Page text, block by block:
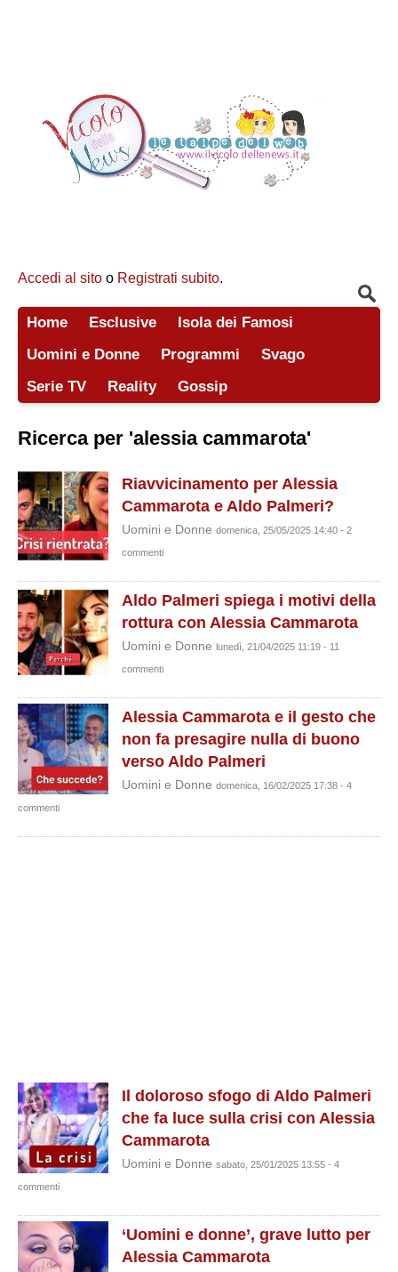
Accedi al sito o Registrati subito.
Home Esclusive
Isola dei Famosi
Uomini e Donne
Programmi
Svago
Serie TV
Reality Gossip
Ricerca per 'alessia cammarota'
Riavvicinamento per Alessia
Cammarota e Aldo Palmeri?
Uomini e Donne domenica, 25/05/2025 14:40 - 2
commenti
Aldo Palmeri spiega i motivi della
rottura con Alessia Cammarota
Uomini e Donne lunedì, 21/04/2025 11:19 - 11
commenti
Alessia Cammarota e il gesto che
non fa presagire nulla di buono
verso Aldo Palmeri
Uomini e Donne domenica, 16/02/2025 17:38 - 4
commenti
Il doloroso sfogo di Aldo Palmeri
che fa luce sulla crisi con Alessia
Cammarota
Uomini e Donne sabato, 25/01/2025 13:55 - 4
commenti
‘Uomini e donne’, grave lutto per
Alessia Cammarota